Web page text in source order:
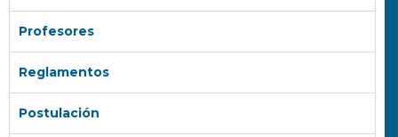
Profesores
Reglamentos
Postulación